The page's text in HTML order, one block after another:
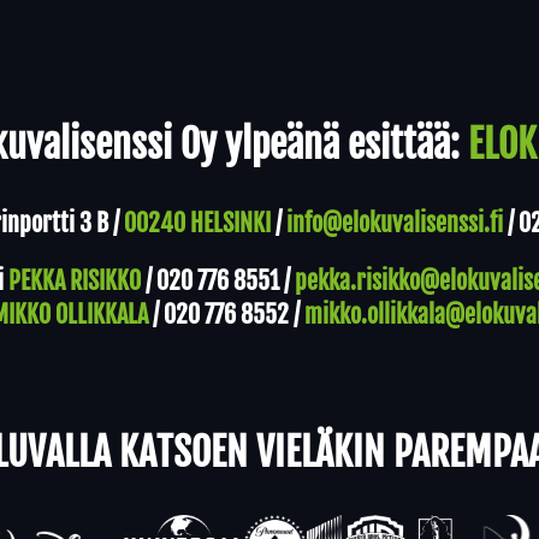
Oy ylpeänä esittää:
3 B /00240 HELSINKI /info@elokuvalisenssi.fi/
PEKKA RISIKKO/020 776 8551/
OLLIKKALA/020 776 8552/
KATSOEN VIELÄKIN